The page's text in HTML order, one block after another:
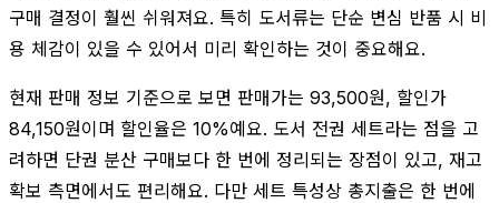
구매 결정이 훨씬 쉬워져요. 특히 도서류는 단순 변심 반품 시 비
용 체감이 있을 수 있어서 미리 확인하는 것이 중요해요.
현재 판매 정보 기준으로 보면 판매가는 93,500원, 할인가
84,150원이며 할인율은 10%예요. 도서 전권 세트라는 점을 고
려하면 단권 분산 구매보다 한 번에 정리되는 장점이 있고, 재고
확보 측면에서도 편리해요. 다만 세트 특성상 총지출은 한 번에